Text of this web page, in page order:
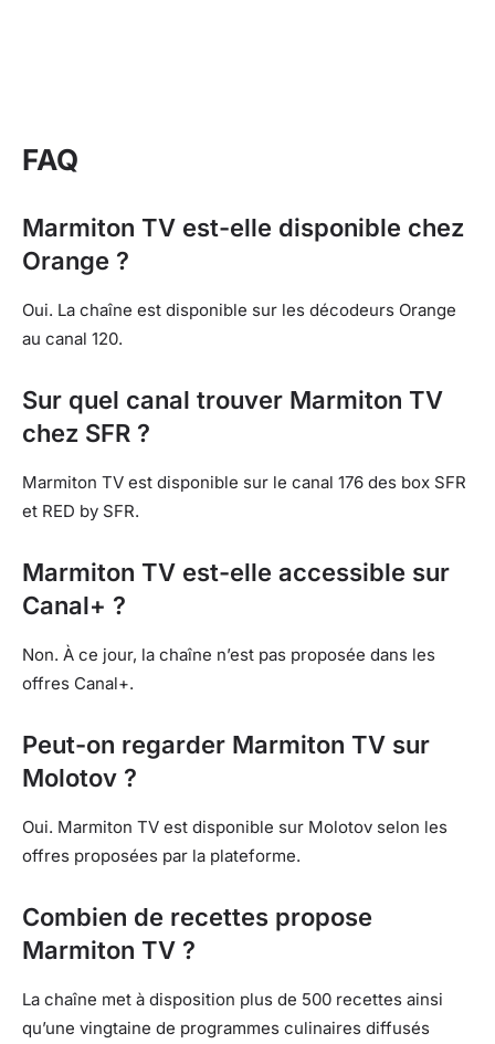
FAQ
Marmiton TV est-elle disponible chez
Orange ?
Oui. La chaîne est disponible sur les décodeurs Orange
au canal 120.
Sur quel canal trouver Marmiton TV
chez SFR ?
Marmiton TV est disponible sur le canal 176 des box SFR
et RED by SFR.
Marmiton TV est-elle accessible sur
Canal+ ?
Non. À ce jour, la chaîne n’est pas proposée dans les
offres Canal+.
Peut-on regarder Marmiton TV sur
Molotov ?
Oui. Marmiton TV est disponible sur Molotov selon les
offres proposées par la plateforme.
Combien de recettes propose
Marmiton TV ?
La chaîne met à disposition plus de 500 recettes ainsi
qu’une vingtaine de programmes culinaires diffusés